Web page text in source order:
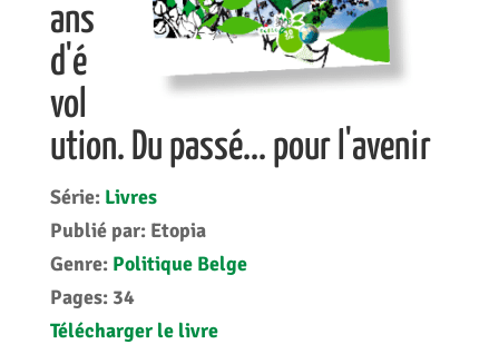
ans
d'é
vol
ution. Du passé... pour l'avenir
Série: Livres
Publié par: Etopia
Genre: Politique Belge
Pages: 34
Télécharger le livre